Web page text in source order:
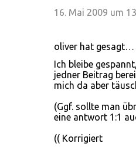
16. Mai 2009 um
oliver hat gesagt…
Ich bleibe
jedner Beitrag
mich da aber
(Ggf. sollte man
eine antwort 1:1
(( Korrigiert